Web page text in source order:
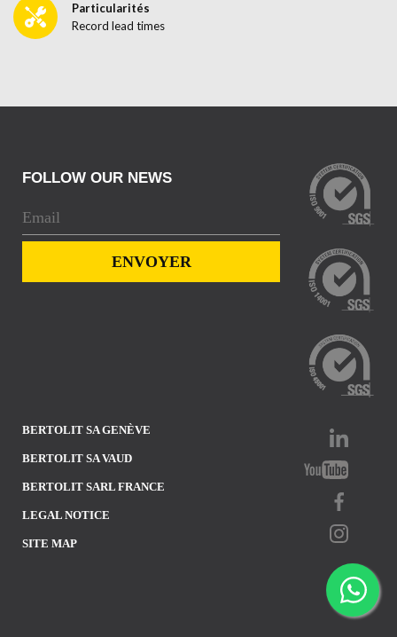
Particularités
Record lead times
BERTOLIT SA GENÈVE
BERTOLIT SA VAUD
BERTOLIT SARL FRANCE
LEGAL NOTICE
SITE MAP
FOLLOW OUR NEWS